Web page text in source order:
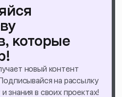
которые
новый контент
на рассылку
знания в своих проектах!